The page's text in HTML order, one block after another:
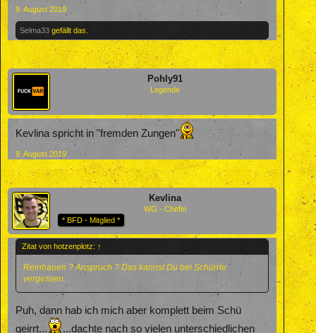
9. August 2019
Selma33 gefällt das.
Pohly91
Legende
Kevlina spricht in "fremden Zungen"
9. August 2019
Kevlina
WG - Chefin
* BFD - Mitglied *
Zitat von hotzenplotz: ↑
Reinhauen ? Anspruch ? Das kannst Du bei Schürrle
vergessen.
Puh, dann hab ich mich aber komplett beim Schü
geirrt...
...dachte nach so vielen unterschiedlichen